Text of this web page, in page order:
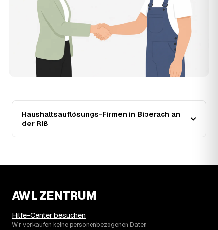
Der Preis richtet sich vor allem nach Umfang und Zustand
des Hausstands: eine kleine, aufgeräumte Wohnung liegt
eher bei 1.000 €, ein vollgestelltes Haus mit Keller und
Dachboden eher bei 3.330 €. Verwertbare
Wertgegenstände wirken unabhängig von der Größe
zusätzlich preissenkend.
Wie haben sich die Preise für
Richtung: fallend um rund 6 %, mit dem bisherigen
Höchststand im Jahr 2023. Seither ist der Ø-Preis
steigend – die genaue Entwicklung sehen Sie in der
pro Haushaltsauflösung, in Biberach an der Riß sind es im
von Größe und Wertanrechnung des Hausstands ab, ein
Städtevergleich lohnt sich vor der Anfrage trotzdem.
Haushaltsauflösungs-Firmen in Biberach an
der Riß
AWL ZENTRUM
Hilfe-Center besuchen
Wir verkaufen keine personenbezogenen Daten